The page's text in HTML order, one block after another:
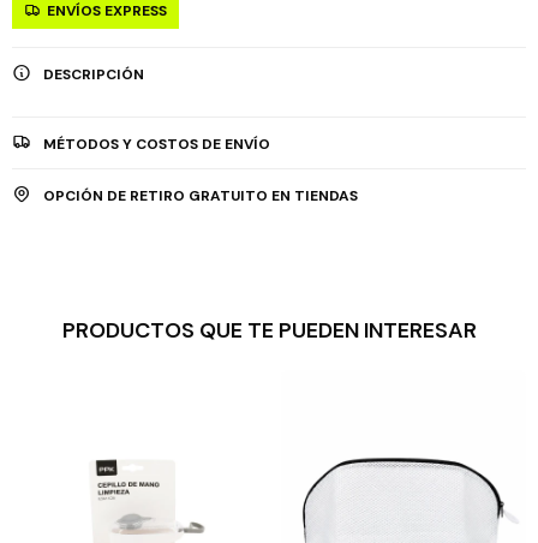
ENVÍOS EXPRESS
DESCRIPCIÓN
MÉTODOS Y COSTOS DE ENVÍO
OPCIÓN DE RETIRO GRATUITO EN TIENDAS
PRODUCTOS QUE TE PUEDEN INTERESAR